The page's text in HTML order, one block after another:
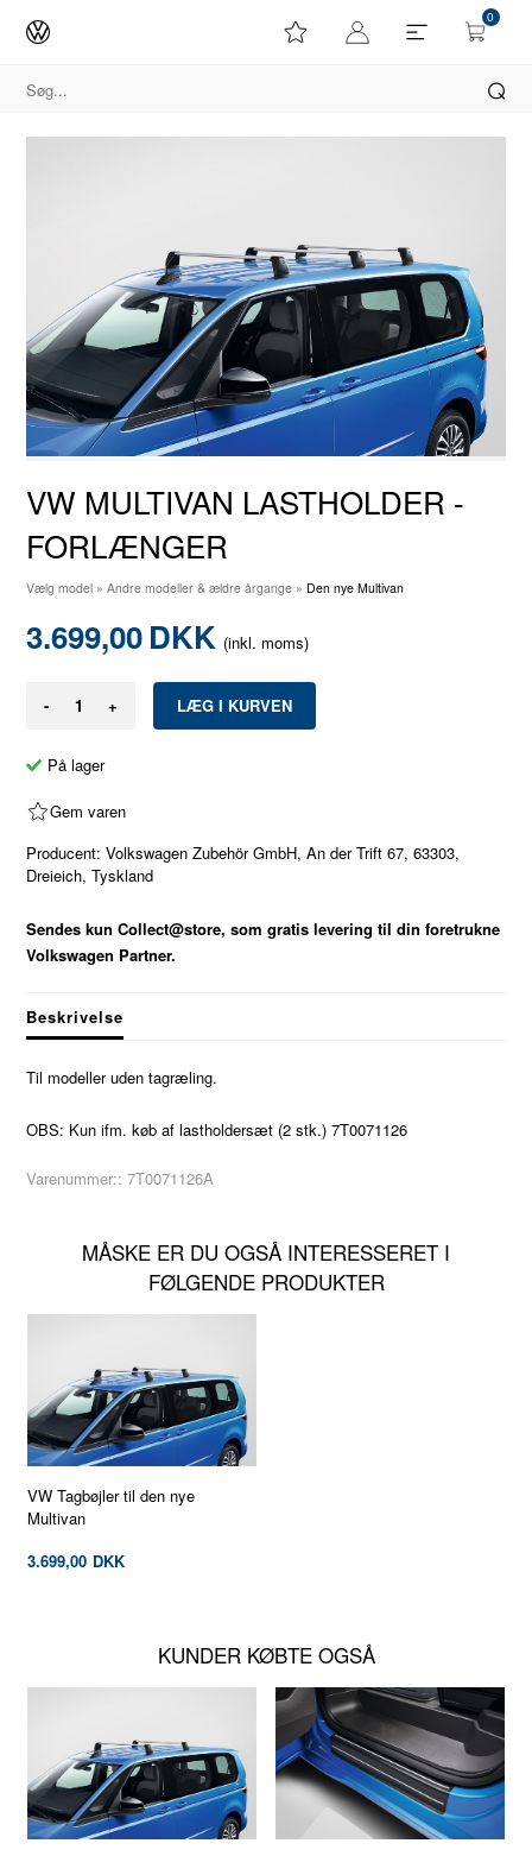
0
VW MULTIVAN LASTHOLDER -
FORLÆNGER
Vælg model »Andre modeller & ældre årgange » Den nye Multivan
3.699,00DKK (inkl. moms)
- +
På lager
Gem varen
Producent: Volkswagen Zubehör GmbH, An der Trift 67, 63303,
Dreieich, Tyskland
Sendes kun Collect@store, som gratis levering til din foretrukne
Volkswagen Partner.
Beskrivelse
Til modeller uden tagræling.
OBS: Kun ifm. køb af lastholdersæt (2 stk.) 7T0071126
Varenummer::7T0071126A
MÅSKE ER DU OGSÅ INTERESSERET I
FØLGENDE PRODUKTER
VW Tagbøjler til den nye
Multivan
3.699,00 DKK
KUNDER KØBTE OGSÅ